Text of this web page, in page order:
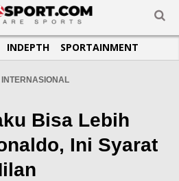
INDEPTH SPORTAINMENT
Bisa Lebih
Ini Syarat